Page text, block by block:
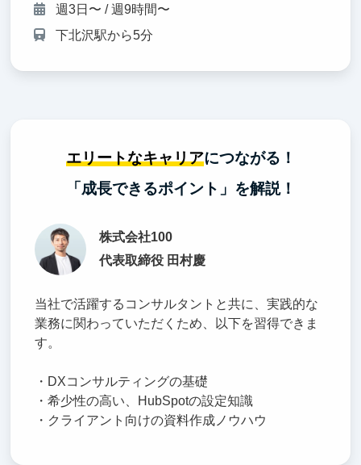
週3日〜 / 週9時間〜
下北沢駅から5分
エリートなキャリアにつながる！
「成長できるポイント」を解説！
株式会社100
代表取締役 田村慶
当社で活躍するコンサルタントと共に、実践的な
業務に関わっていただくため、以下を習得できま
す。
・DXコンサルティングの基礎
・希少性の高い、HubSpotの設定知識
・クライアント向けの資料作成ノウハウ